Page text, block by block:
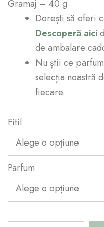
Gramaj – 40 g
Dorești să oferi
Descoperă aici
de ambalare
Nu știi ce
selecția noastră
fiecare.
Fitil
Parfum